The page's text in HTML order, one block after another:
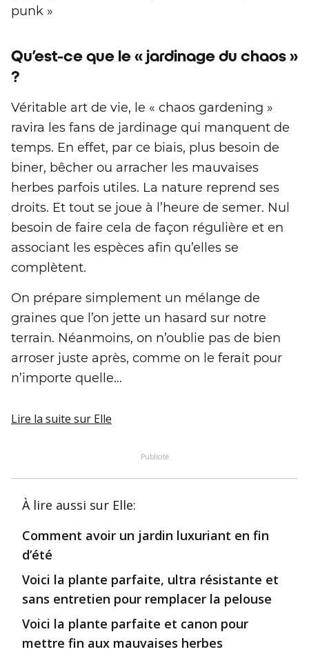
punk »
Qu’est-ce que le « jardinage du chaos »
?
Véritable art de vie, le « chaos gardening »
ravira les fans de jardinage qui manquent de
temps. En effet, par ce biais, plus besoin de
biner, bêcher ou arracher les mauvaises
herbes parfois utiles. La nature reprend ses
droits. Et tout se joue à l’heure de semer. Nul
besoin de faire cela de façon régulière et en
associant les espèces afin qu’elles se
complètent.
On prépare simplement un mélange de
graines que l’on jette un hasard sur notre
terrain. Néanmoins, on n’oublie pas de bien
arroser juste après, comme on le ferait pour
n’importe quelle...
Lire la suite sur Elle
Publicité
À lire aussi sur Elle:
Comment avoir un jardin luxuriant en fin
d’été
Voici la plante parfaite, ultra résistante et
sans entretien pour remplacer la pelouse
Voici la plante parfaite et canon pour
mettre fin aux mauvaises herbes